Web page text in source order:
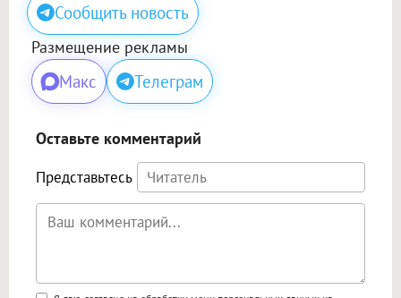
Сообщить новость
Размещение рекламы
Макс Телеграм
Оставьте комментарий
Представьтесь